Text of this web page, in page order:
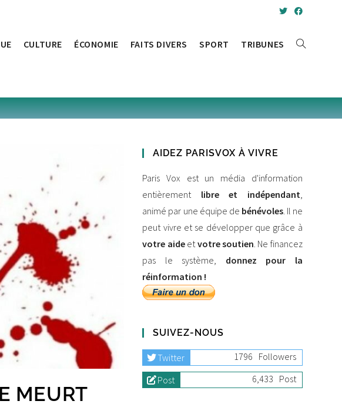
CULTURE ÉCONOMIE FAITS DIVERS SPORT TRIBUNES TOGGLE
MEURT
AIDEZ PARISVOX À VIVRE
Paris Vox est un média d'information
entièrement libre et indépendant,
animé par une équipe de bénévoles. Il ne
peut vivre et se développer que grâce à
votre aideetvotre soutien. Ne financez
pas le système, donnez pour la
réinformation !
SUIVEZ-NOUS
Twitter 1796 Followers
Post
6,433 Post